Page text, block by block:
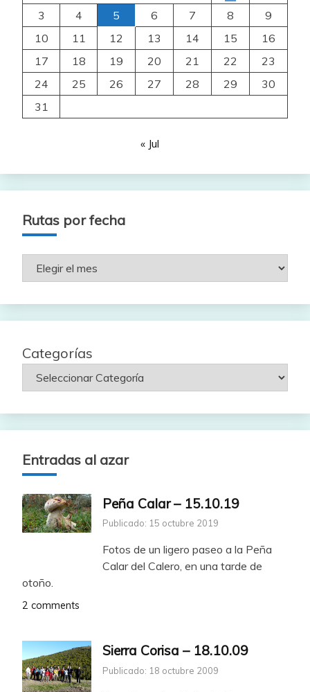
3
4 5 6 7 8
9
10
11 12 13 14 15
16
17
18 19 20 21 22
23
24
25 26 27 28 29
30
31
« Jul
Rutas por fecha
Rutas
Categorías
Entradas al azar
Peña Calar – 15.10.19
Publicado: 15 octubre 2019
Fotos de un ligero paseo a la Peña
Calar del Calero, en una tarde de
otoño.
2 comments
Sierra Corisa – 18.10.09
Publicado: 18 octubre 2009